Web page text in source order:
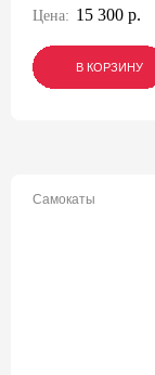
Цена: 15 300 р.
В КОРЗИНУ
В КОРЗИНУ
В КОРЗИНУ
Самокаты